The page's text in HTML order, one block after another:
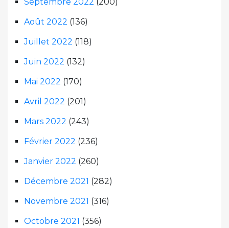
Août 2022 (136)
Juillet 2022 (118)
Juin 2022 (132)
Mai 2022 (170)
Avril 2022 (201)
Mars 2022 (243)
Février 2022 (236)
Janvier 2022 (260)
Décembre 2021 (282)
Novembre 2021 (316)
Octobre 2021 (356)